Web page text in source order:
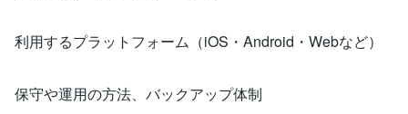
利用するプラットフォーム（iOS・Android・Webなど）
保守や運用の方法、バックアップ体制